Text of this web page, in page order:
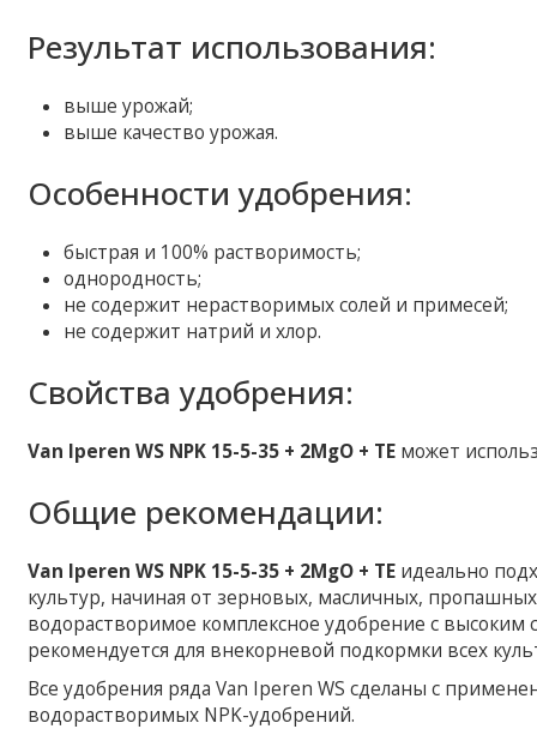
Результат использования:
выше урожай;
выше качество урожая.
Особенности удобрения:
быстрая и 100% растворимость;
однородность;
не содержит нерастворимых солей и примесей;
не содержит натрий и хлор.
Свойства удобрения:
Van Iperen WS NPK 15-5-35 + 2MgO + TE может
Общие рекомендации:
Van Iperen WS NPK 15-5-35 + 2MgO + TE идеально
культур, начиная от зерновых, масличных,
водорастворимое комплексное удобрение с
рекомендуется для внекорневой подкормки всех
Все удобрения ряда Van Iperen WS сделаны с
водорастворимых NPK-удобрений.